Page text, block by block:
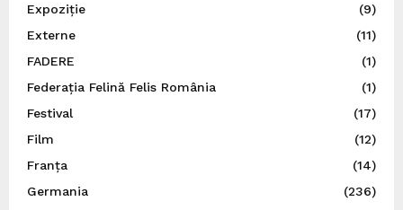
Expoziție
(9)
Externe
(11)
FADERE
(1)
Federația Felină Felis România
(1)
Festival
(17)
Film
(12)
Franța
(14)
Germania
(236)